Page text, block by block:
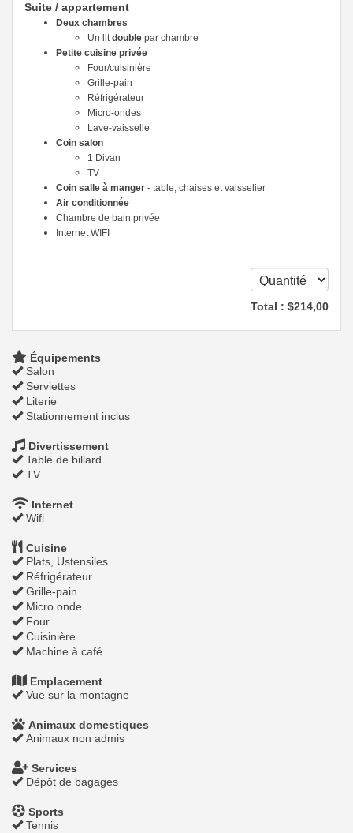
Suite / appartement
Deux chambres
Un litdouble par chambre
Petite cuisine privée
Four/cuisinière
Grille-pain
Réfrigérateur
Micro-ondes
Lave-vaisselle
Coin salon
1 Divan
TV
Coin salle à manger - table, chaises et vaisselier
Air conditionnée
Chambre de bain privée
Internet WIFI
Total : $214,00
Équipements
Salon
Serviettes
Literie
Stationnement inclus
Divertissement
Table de billard
TV
Internet
Wifi
Cuisine
Plats, Ustensiles
Réfrigérateur
Grille-pain
Micro onde
Four
Cuisinière
Machine à café
Emplacement
Vue sur la montagne
Animaux domestiques
Animaux non admis
Services
Dépôt de bagages
Sports
Tennis